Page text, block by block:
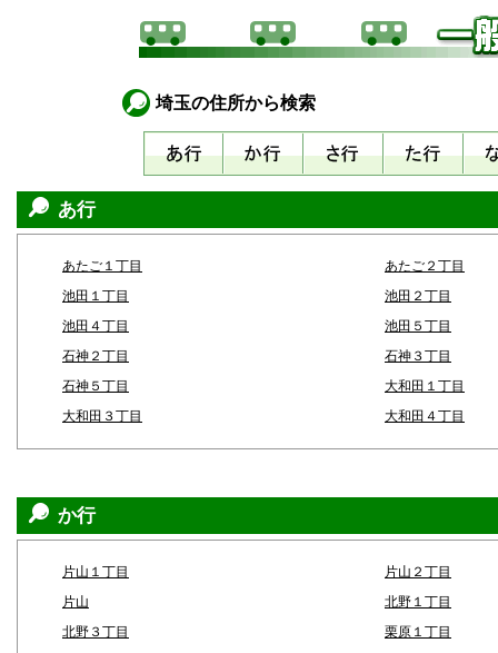
埼玉の住所から検索
あ行
あたご１丁目
あたご２丁目
池田１丁目
池田２丁目
池田４丁目
池田５丁目
石神２丁目
石神３丁目
石神５丁目
大和田１丁目
大和田３丁目
大和田４丁目
か行
片山１丁目
片山２丁目
片山
北野１丁目
北野３丁目
栗原１丁目